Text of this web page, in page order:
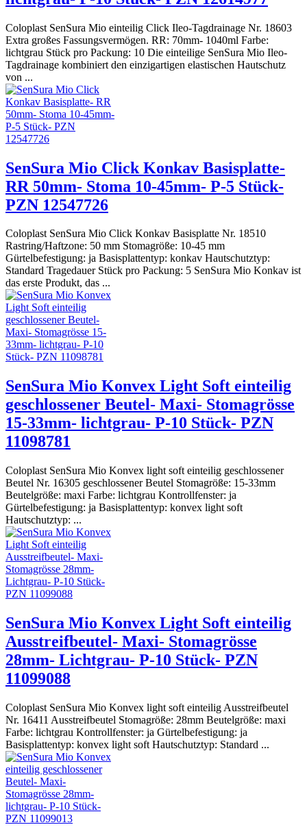
Coloplast SenSura Mio einteilig Click Ileo-Tagdrainage Nr. 18603
Extra großes Fassungsvermögen. RR: 70mm- 1040ml Farbe:
lichtgrau Stück pro Packung: 10 Die einteilige SenSura Mio Ileo-
Tagdrainage kombiniert den einzigartigen elastischen Hautschutz
von ...
SenSura Mio Click Konkav Basisplatte-
RR 50mm- Stoma 10-45mm- P-5 Stück-
PZN 12547726
Coloplast SenSura Mio Click Konkav Basisplatte Nr. 18510
Rastring/Haftzone: 50 mm Stomagröße: 10-45 mm
Gürtelbefestigung: ja Basisplattentyp: konkav Hautschutztyp:
Standard Tragedauer Stück pro Packung: 5 SenSura Mio Konkav ist
das erste Produkt, das ...
SenSura Mio Konvex Light Soft einteilig
geschlossener Beutel- Maxi- Stomagrösse
15-33mm- lichtgrau- P-10 Stück- PZN
11098781
Coloplast SenSura Mio Konvex light soft einteilig geschlossener
Beutel Nr. 16305 geschlossener Beutel Stomagröße: 15-33mm
Beutelgröße: maxi Farbe: lichtgrau Kontrollfenster: ja
Gürtelbefestigung: ja Basisplattentyp: konvex light soft
Hautschutztyp: ...
SenSura Mio Konvex Light Soft einteilig
Ausstreifbeutel- Maxi- Stomagrösse
28mm- Lichtgrau- P-10 Stück- PZN
11099088
Coloplast SenSura Mio Konvex light soft einteilig Ausstreifbeutel
Nr. 16411 Ausstreifbeutel Stomagröße: 28mm Beutelgröße: maxi
Farbe: lichtgrau Kontrollfenster: ja Gürtelbefestigung: ja
Basisplattentyp: konvex light soft Hautschutztyp: Standard ...